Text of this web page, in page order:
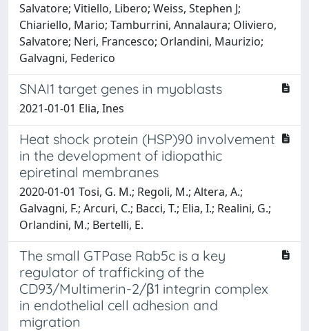
Salvatore; Vitiello, Libero; Weiss, Stephen J;
Chiariello, Mario; Tamburrini, Annalaura; Oliviero,
Salvatore; Neri, Francesco; Orlandini, Maurizio;
Galvagni, Federico
SNAI1 target genes in myoblasts
2021-01-01 Elia, Ines
Heat shock protein (HSP)90 involvement
in the development of idiopathic
epiretinal membranes
2020-01-01 Tosi, G. M.; Regoli, M.; Altera, A.;
Galvagni, F.; Arcuri, C.; Bacci, T.; Elia, I.; Realini, G.;
Orlandini, M.; Bertelli, E.
The small GTPase Rab5c is a key
regulator of trafficking of the
CD93/Multimerin-2/β1 integrin complex
in endothelial cell adhesion and
migration